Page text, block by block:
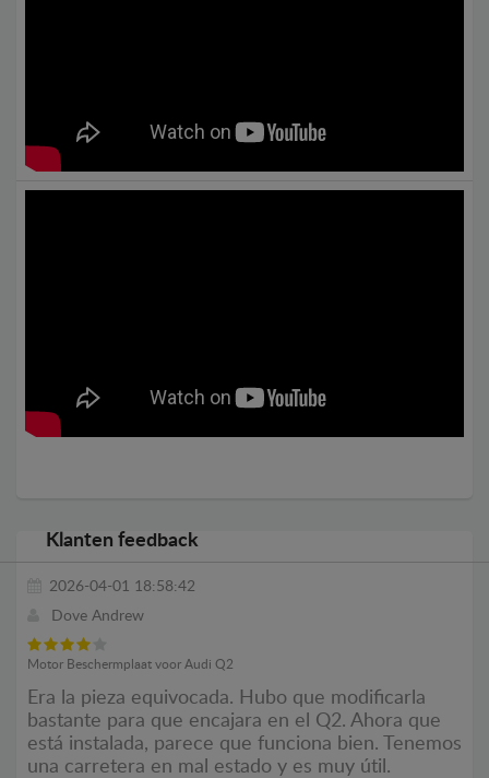
Klanten feedback
2026-04-01 18:58:42
Dove Andrew
Motor Beschermplaat voor Audi Q2
Era la pieza equivocada. Hubo que modificarla
bastante para que encajara en el Q2. Ahora que
está instalada, parece que funciona bien. Tenemos
una carretera en mal estado y es muy útil.